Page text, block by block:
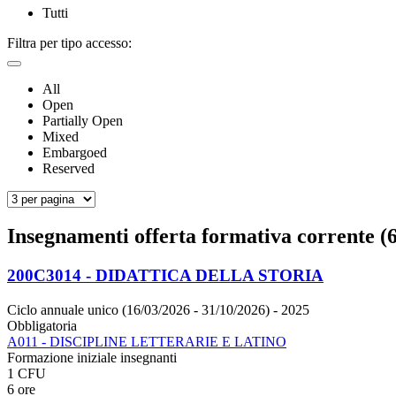
Tutti
Filtra per tipo accesso:
All
Open
Partially Open
Mixed
Embargoed
Reserved
Insegnamenti offerta formativa corrente
200C3014 - DIDATTICA DELLA STORIA
Ciclo annuale unico (16/03/2026 - 31/10/2026) - 2025
Obbligatoria
A011 - DISCIPLINE LETTERARIE E LATINO
Formazione iniziale insegnanti
1 CFU
6 ore